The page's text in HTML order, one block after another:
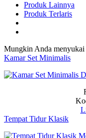
Produk Lainnya
Produk Terlaris
Mungkin Anda
Kamar Set Minimalis
Tempat Tidur Klasik